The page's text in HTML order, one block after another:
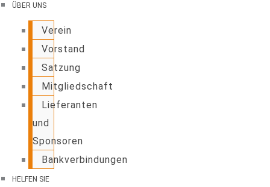
ÜBER UNS
Verein
Vorstand
Satzung
Mitgliedschaft
Lieferanten
und
Sponsoren
Bankverbindungen
HELFEN SIE